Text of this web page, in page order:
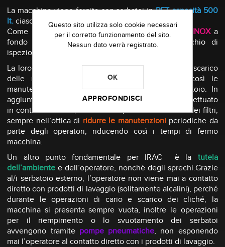
La macchina viene fornita con serbatoi inPET capacità 500
lt. ciascuno.
Come optionalsono disponibili serbatoi inacciaio INOXa
fondo conico capacità 300 lt. dotati di coperchio di
ispezione, pescante e filtri.
La loro particolare
forma conicapermette un facile scarico
delle melme depositate sul fondo, riducendo così le
manutenzioni periodiche per la pulizia del serbatoio. In
aggiunta, il carico del prodotto di lavaggio pulito, effettuato
in contro direzione, consente la pulizia automatica dei filtri,
sempre nell’ottica di ridurre le manutenzioniperiodiche da
parte degli operatori, riducendo così i tempi di fermo
macchina.
Un altro punto fondamentale per IRAC
è la tutela
dell’ambiente e dell’operatore, nonchè degli sprechi.Grazie
al/i serbatoio esterno, l’operatore non viene mai a contatto
diretto con prodotti di lavaggio (solitamente alcalini), perché
durante le operazioni di cario e scarico dei cliché, la
macchina si presenta sempre vuota, inoltre le operazioni
per il riempimento o lo svuotamento dei serbatoi
avvengono tramite pompe pneumatiche, non esponendo
mai l’operatore al contatto diretto con i prodotti di lavaggio.
Questo sito utilizza solo cookie necessari
per il corretto funzionamento del sito.
Nessun dato verrà registrato.
OK
APPROFONDISCI